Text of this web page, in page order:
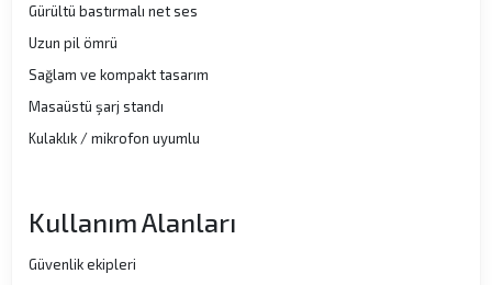
Gürültü bastırmalı net ses
Uzun pil ömrü
Sağlam ve kompakt tasarım
Masaüstü şarj standı
Kulaklık / mikrofon uyumlu
Kullanım Alanları
Güvenlik ekipleri